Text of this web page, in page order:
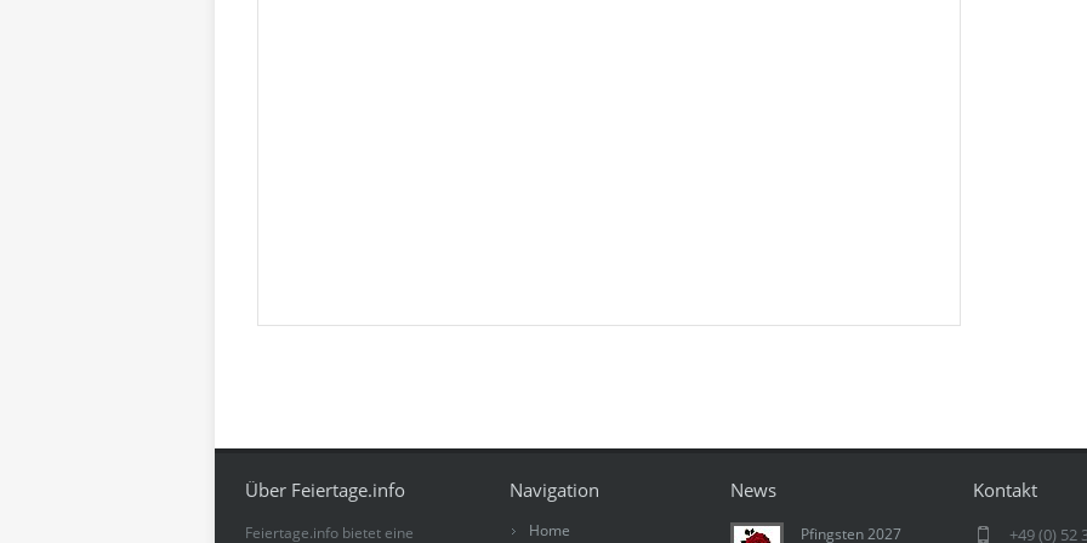
Über Feiertage.info
Feiertage.info bietet eine
Navigation
Home
News
Pfingsten 2027
Kontakt
+49 (0) 52